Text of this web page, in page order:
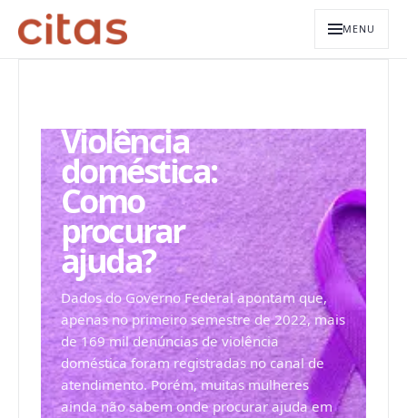
MENU
Violência
doméstica:
Como
procurar
ajuda?
Dados do Governo Federal apontam que,
apenas no primeiro semestre de 2022, mais
de 169 mil denúncias de violência
doméstica foram registradas no canal de
atendimento. Porém, muitas mulheres
ainda não sabem onde procurar ajuda em